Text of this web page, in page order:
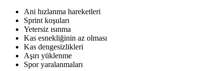
Ani hızlanma hareketleri
Sprint koşuları
Yetersiz ısınma
Kas esnekliğinin az olması
Kas dengesizlikleri
Aşırı yüklenme
Spor yaralanmaları